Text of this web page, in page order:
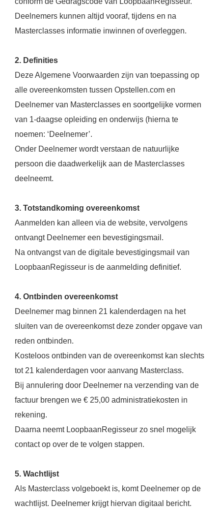
Deelnemers kunnen altijd vooraf, tijdens en na
Masterclasses informatie inwinnen of overleggen.
2. Definities
Deze Algemene Voorwaarden zijn van toepassing op
alle overeenkomsten tussen Opstellen.com en
Deelnemer van Masterclasses en soortgelijke vormen
van 1-daagse opleiding en onderwijs (hierna te
noemen: ‘Deelnemer’.
Onder Deelnemer wordt verstaan de natuurlijke
persoon die daadwerkelijk aan de Masterclasses
deelneemt.
3. Totstandkoming overeenkomst
Aanmelden kan alleen via de website, vervolgens
ontvangt Deelnemer een bevestigingsmail.
Na ontvangst van de digitale bevestigingsmail van
LoopbaanRegisseur is de aanmelding definitief.
4. Ontbinden overeenkomst
Deelnemer mag binnen 21 kalenderdagen na het
sluiten van de overeenkomst deze zonder opgave van
reden ontbinden.
Kosteloos ontbinden van de overeenkomst kan slechts
tot 21 kalenderdagen voor aanvang Masterclass.
Bij annulering door Deelnemer na verzending van de
factuur brengen we € 25,00 administratiekosten in
rekening.
Daarna neemt LoopbaanRegisseur zo snel mogelijk
contact op over de te volgen stappen.
5. Wachtlijst
Als Masterclass volgeboekt is, komt Deelnemer op de
wachtlijst. Deelnemer krijgt hiervan digitaal bericht.